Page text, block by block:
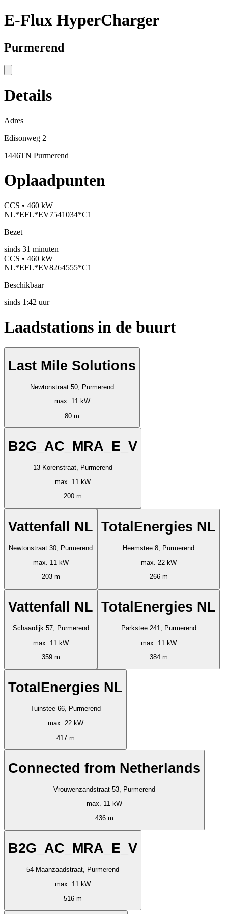
E-Flux HyperCharger
Purmerend
Details
Adres
Edisonweg 2
1446TN Purmerend
Oplaadpunten
CCS • 460 kW
NL*EFL*EV7541034*C1
Bezet
sinds 31 minuten
CCS • 460 kW
NL*EFL*EV8264555*C1
Beschikbaar
sinds 1:42 uur
Laadstations in de buurt
Last Mile Solutions
Newtonstraat 50, Purmerend
max. 11 kW
80 m
B2G_AC_MRA_E_V
13 Korenstraat, Purmerend
max. 11 kW
200 m
Vattenfall NL
Newtonstraat 30, Purmerend
max. 11 kW
203 m
TotalEnergies NL
Heemstee 8, Purmerend
max. 22 kW
266 m
Vattenfall NL
Schaardijk 57, Purmerend
max. 11 kW
359 m
TotalEnergies NL
Parkstee 241, Purmerend
max. 11 kW
384 m
TotalEnergies NL
Tuinstee 66, Purmerend
max. 22 kW
417 m
Connected from Netherlands
Vrouwenzandstraat 53, Purmerend
max. 11 kW
436 m
B2G_AC_MRA_E_V
54 Maanzaadstraat, Purmerend
max. 11 kW
516 m